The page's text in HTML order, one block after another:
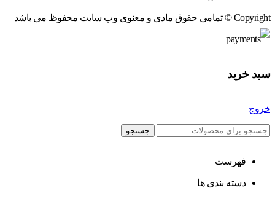
Copyright © تمامی حقوق مادی و معنوی وب سایت محفوظ می باشد
سبد خرید
خروج
جستجو
فهرست
دسته بندی ها